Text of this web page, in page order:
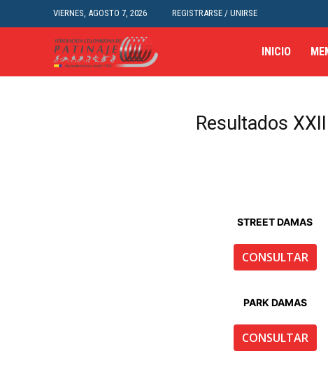
VIERNES, AGOSTO 7, 2026 REGISTRARSE / UNIRSE
INICIO
Resultados
STREET DAMAS
CONSULTAR
PARK DAMAS
CONSULTAR